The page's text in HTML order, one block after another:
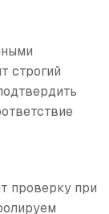
строгий
проверку при